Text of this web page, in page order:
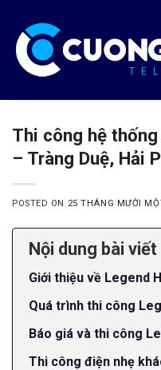
content
Thi công hệ
– Tràng Duệ, Hải
POSTED ON 25 THÁNG MƯỜI
Nội dung bài viết
Giới thiệu về Legend
Quá trình thi công
Báo giá và thi công
Thi công điện nhẹ